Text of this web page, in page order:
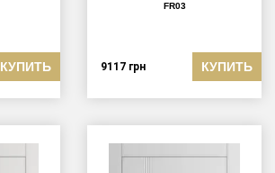
КУПИТЬ
FR03
9117 грн КУПИТЬ